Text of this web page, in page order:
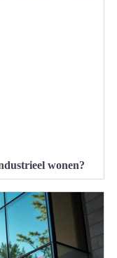
wonen?